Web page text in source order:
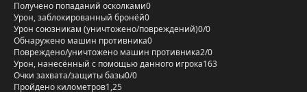
Получено попаданий осколками0
Урон, заблокированный бронёй0
Урон союзникам (уничтожено/повреждений)0/0
Обнаружено машин противника0
Повреждено/уничтожено машин противника2/0
Урон, нанесённый с помощью данного игрока163
Очки захвата/защиты базы0/0
Пройдено километров1,25